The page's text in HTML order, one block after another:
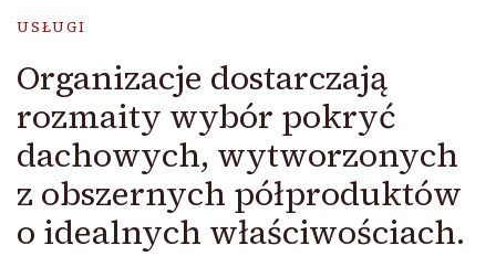
USŁUGI
Organizacje dostarczają
rozmaity wybór pokryć
dachowych, wytworzonych
z obszernych półproduktów
o idealnych właściwościach.